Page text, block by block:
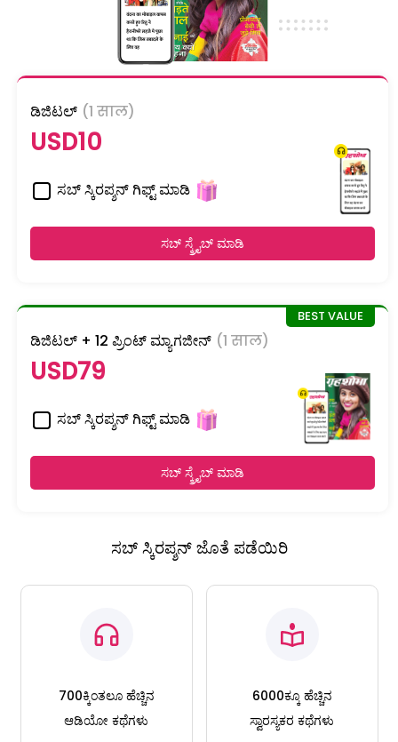
ಡಿಜಿಟಲ್ (1 साल)
USD10
ಸಬ್ ಸ್ಕಿರಪ್ಶನ್ ಗಿಫ್ಟ್ ಮಾಡಿ
ಸಬ್ ಸ್ಕ್ರೈಬ್ ಮಾಡಿ
ಡಿಜಿಟಲ್ + 12 ಪ್ರಿಂಟ್ ಮ್ಯಾಗಜೀನ್ (1 साल)
USD79
ಸಬ್ ಸ್ಕಿರಪ್ಶನ್ ಗಿಫ್ಟ್ ಮಾಡಿ
ಸಬ್ ಸ್ಕ್ರೈಬ್ ಮಾಡಿ
ಸಬ್ ಸ್ಕಿರಪ್ಶನ್ ಜೊತೆ ಪಡೆಯಿರಿ
700ಕ್ಕಿಂತಲೂ ಹೆಚ್ಚಿನ
ಆಡಿಯೋ ಕಥೆಗಳು
6000ಕ್ಕೂ ಹೆಚ್ಚಿನ
ಸ್ವಾರಸ್ಯಕರ ಕಥೆಗಳು